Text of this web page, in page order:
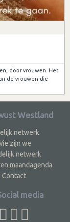
door vrouwen. Het
de vrouwen die
Westland
netwerk
zijn we
netwerk
maandagenda
Contact
media